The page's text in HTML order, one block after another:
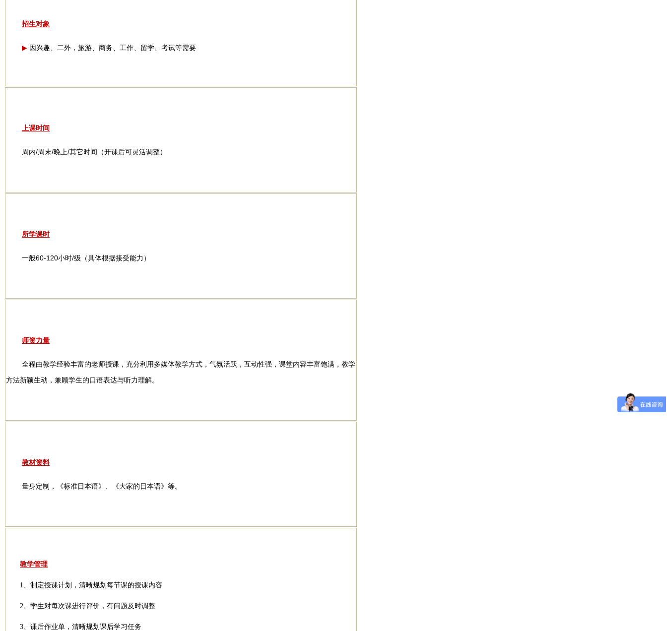
招生对象
▶ 因兴趣、二外，旅游、商务、工作、留学、考试等需要
上课时间
周内/周末/晚上/其它时间（开课后可灵活调整）
所学课时
一般60-120小时/级（具体根据接受能力）
师资力量
全程由教学经验丰富的老师授课，充分利用多媒体教学方式，气氛活跃，互动性强，课堂内容丰富饱满，教学
方法新颖生动，兼顾学生的口语表达与听力理解。
教材资料
量身定制，《标准日本语》、《大家的日本语》等。
教学管理
1、制定授课计划，清晰规划每节课的授课内容
2、学生对每次课进行评价，有问题及时调整
3、课后作业单，清晰规划课后学习任务